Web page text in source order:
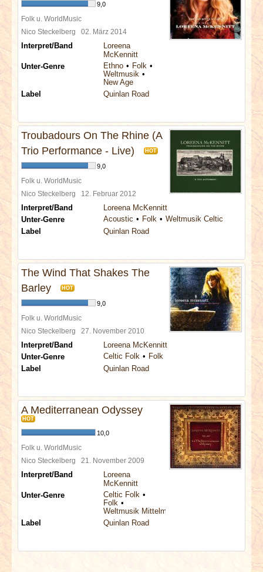
9,0
Folk u. WorldMusic
Nico Steckelberg 02. März 2014
Interpret/Band
Loreena
McKennitt
Unter-Genre
Ethno
Folk
Weltmusik
New Age
Label
Quinlan Road
Troubadours On The Rhine (A
Trio Performance - Live)
HOT
9,0
Folk u. WorldMusic
Nico Steckelberg 12. Februar 2012
Interpret/Band
Loreena McKennitt
Unter-Genre
Acoustic Folk
Weltmusik Celtic
Label
Quinlan Road
The Wind That Shakes The
Barley
HOT
9,0
Folk u. WorldMusic
Nico Steckelberg 27. November 2010
Interpret/Band
Loreena McKennitt
Unter-Genre
Celtic Folk
Folk
Label
Quinlan Road
A Mediterranean Odyssey
HOT
10,0
Folk u. WorldMusic
Nico Steckelberg 21. November 2009
Interpret/Band
Loreena
McKennitt
Unter-Genre
Celtic Folk
Folk
Weltmusik Mittelmeer
Label
Quinlan Road